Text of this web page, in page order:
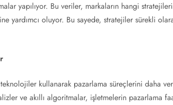
yapılıyor. Bu veriler, markaların hangi
yardımcı oluyor. Bu sayede, stratejiler sürekli
kullanarak pazarlama süreçlerini daha
ve akıllı algoritmalar, işletmelerin pazarlama